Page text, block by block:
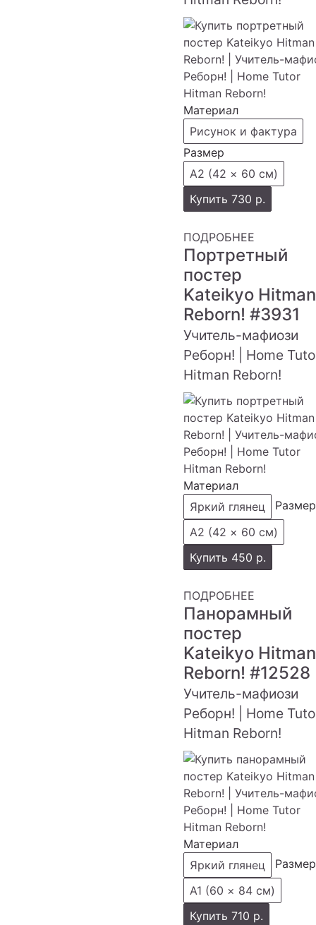
Материал
Рисунок и фактура
Размер
А2 (42 × 60 см)
Купить 730 р.
ПОДРОБНЕЕ
Портретный
постер
Kateikyo Hitman
Reborn! #3931
Учитель-мафиози
Реборн! | Home
Hitman Reborn!
Материал
Яркий глянец
Размер
А2 (42 × 60 см)
Купить 450 р.
ПОДРОБНЕЕ
Панорамный
постер
Kateikyo Hitman
Reborn! #12528
Учитель-мафиози
Реборн! | Home
Hitman Reborn!
Материал
Яркий глянец
Размер
А1 (60 × 84 см)
Купить 710 р.